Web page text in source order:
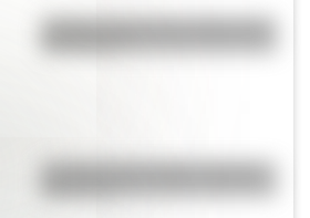
¿Sabías cómo fue la infancia de